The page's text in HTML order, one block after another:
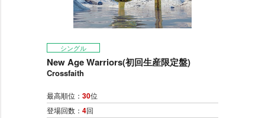
シングル
New Age Warriors(初回生産限定盤)
Crossfaith
最高順位： 30位
登場回数： 4回